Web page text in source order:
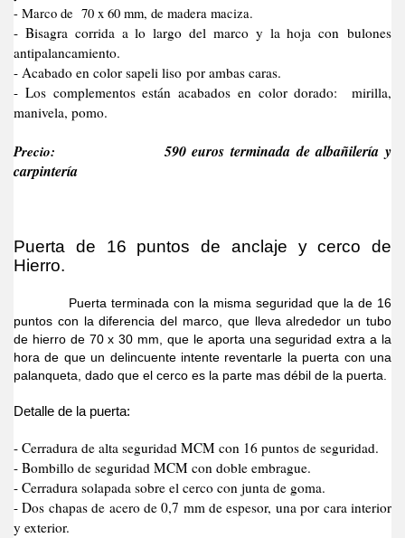
- Marco de 70 x 60 mm, de madera maciza.
- Bisagra corrida a lo largo del marco y la hoja con bulones
antipalancamiento.
- Acabado en color sapeli liso por ambas caras.
- Los complementos están acabados en color dorado: mirilla,
manivela, pomo.
Precio:
590 euros terminada de albañilería y
carpintería
Puerta de 16 puntos de anclaje y cerco de
Hierro.
Puerta terminada con la misma seguridad que la de 16
puntos con la diferencia del marco, que lleva alrededor un tubo
de hierro de 70 x 30 mm, que le aporta una seguridad extra a la
hora de que un delincuente intente reventarle la puerta con una
palanqueta, dado que el cerco es la parte mas débil de la puerta.
Detalle de la puerta:
- Cerradura de alta seguridad MCM con 16 puntos de seguridad.
- Bombillo de seguridad MCM con doble embrague.
- Cerradura solapada sobre el cerco con junta de goma.
- Dos chapas de acero de 0,7 mm de espesor, una por cara interior
y exterior.